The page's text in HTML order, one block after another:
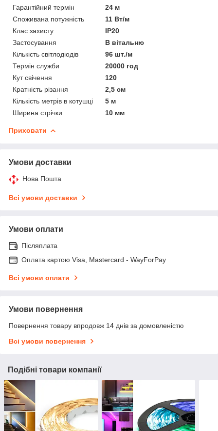
Гарантійний термін
24 м
Споживана потужність
11 Вт/м
Клас захисту
IP20
Застосування
В вітальню
Кількість світлодіодів
96 шт./м
Термін служби
20000 год
Кут свічення
120
Кратність різання
2,5 см
Кількість метрів в котушці
5 м
Ширина стрічки
10 мм
Приховати
Умови доставки
Нова Пошта
Всі умови доставки
Умови оплати
Післяплата
Оплата картою Visa, Mastercard - WayForPay
Всі умови оплати
Умови повернення
Повернення товару впродовж 14 днів за домовленістю
Всі умови повернення
Подібні товари компанії